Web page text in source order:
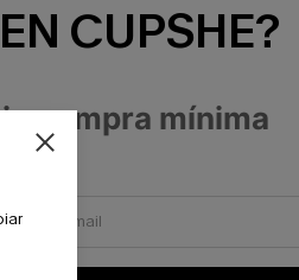
CUPSHE?
compra mínima